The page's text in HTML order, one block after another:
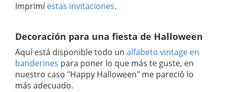
Imprimíestas invitaciones.
Decoración para una fiesta de Halloween
Aquí está disponible todo un alfabeto vintage en
banderines para poner lo que más te guste, en
nuestro caso "Happy Halloween" me pareció lo
más adecuado.